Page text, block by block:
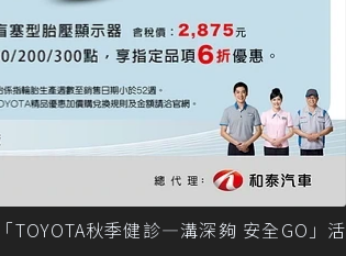
TOYOTA秋季健診—溝深夠 安全GO」活